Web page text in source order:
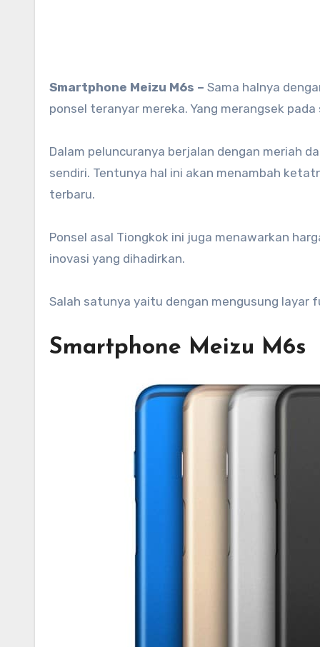
Smartphone Meizu M6s – Sama halnya
ponsel teranyar mereka. Yang merangsek
Dalam peluncuranya berjalan dengan meriah
sendiri. Tentunya hal ini akan menambah
terbaru.
Ponsel asal Tiongkok ini juga menawarkan
inovasi yang dihadirkan.
Salah satunya yaitu dengan mengusung layar
Smartphone Meizu M6s